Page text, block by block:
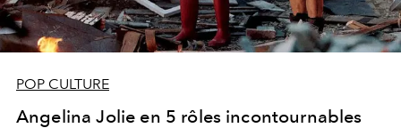
POP CULTURE
Angelina Jolie en 5 rôles incontournables